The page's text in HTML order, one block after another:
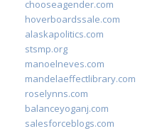
chooseagender.com
hoverboardssale.com
alaskapolitics.com
stsmp.org
manoelneves.com
mandelaeffectlibrary.com
roselynns.com
balanceyoganj.com
salesforceblogs.com